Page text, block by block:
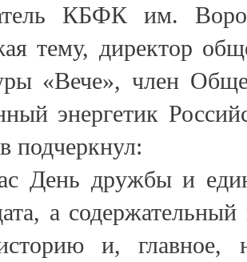
КБФК им.
тему, директор
«Вече», член
энергетик
подчеркнул:
День дружбы и
а
и, главное,